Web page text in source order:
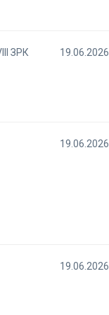
ЗРК 19.06.2026
19.06.2026
19.06.2026